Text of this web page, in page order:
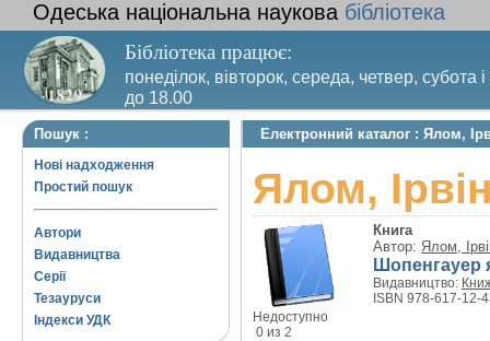
Одеська національна наукова бібліотека
Бібліотека працює:
понеділок, вівторок, середа, четвер, субота
до 18.00
Вихідний день – п’ятниця. Останній четвер
Пошук :
Нові надходження
Простий пошук
Автори
Видавництва
Серії
Тезауруси
Індекси УДК
Електронний каталог : Ялом,
Ялом,
Недоступно
0 из 2
Книга
Автор: Ялом,
Шопенгауер
Видавництво:
ISBN 978-617-12-